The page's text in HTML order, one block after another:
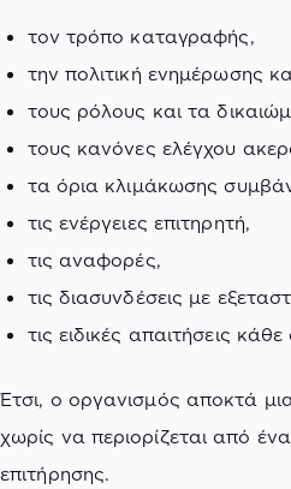
τον τρόπο καταγραφής,
την πολιτική ενημέρωσης
τους ρόλους και τα
τους κανόνες ελέγχου
τα όρια κλιμάκωσης
τις ενέργειες επιτηρητή,
τις αναφορές,
τις διασυνδέσεις με
τις ειδικές απαιτήσεις
Έτσι, ο οργανισμός αποκτά
χωρίς να περιορίζεται από
επιτήρησης.